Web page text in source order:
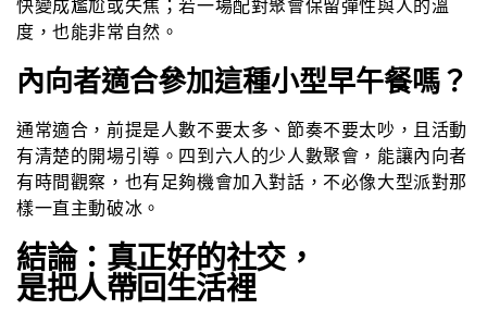
快變成尷尬或失焦；若一場配對聚會保留彈性與人的溫
度，也能非常自然。
內向者適合參加這種小型早午餐嗎？
通常適合，前提是人數不要太多、節奏不要太吵，且活動
有清楚的開場引導。四到六人的少人數聚會，能讓內向者
有時間觀察，也有足夠機會加入對話，不必像大型派對那
樣一直主動破冰。
結論：真正好的社交，
是把人帶回生活裡